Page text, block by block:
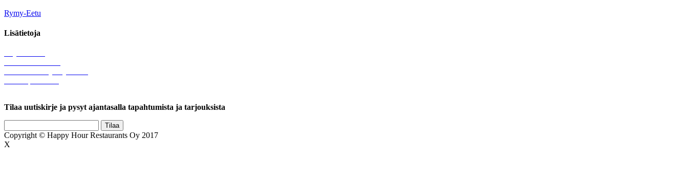
Rymy-Eetu
Lisätietoja
Tilaa uutiskirje ja pysyt ajantasalla tapahtumista ja tarjouksista
Copyright © Happy Hour Restaurants Oy 2017
X